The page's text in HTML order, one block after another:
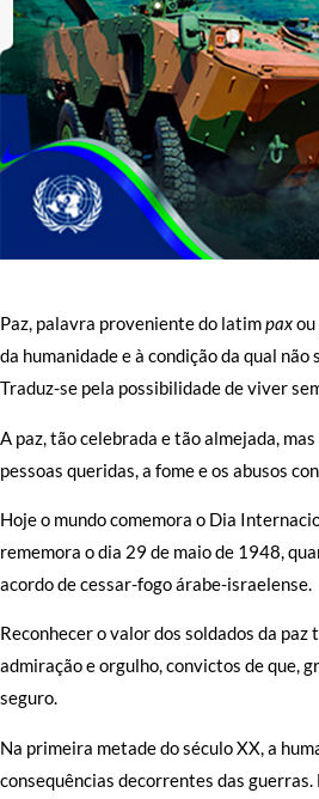
Paz, palavra proveniente do latimpaxou
da humanidade e à condição da qual
Traduz-se pela possibilidade de viver
A paz, tão celebrada e tão almejada,
pessoas queridas, a fome e os abusos
Hoje o mundo comemora o Dia
rememora o dia 29 de maio de 1948,
acordo de cessar-fogo árabe-israelense.
Reconhecer o valor dos soldados da
admiração e orgulho, convictos de que,
seguro.
Na primeira metade do século XX, a
consequências decorrentes das